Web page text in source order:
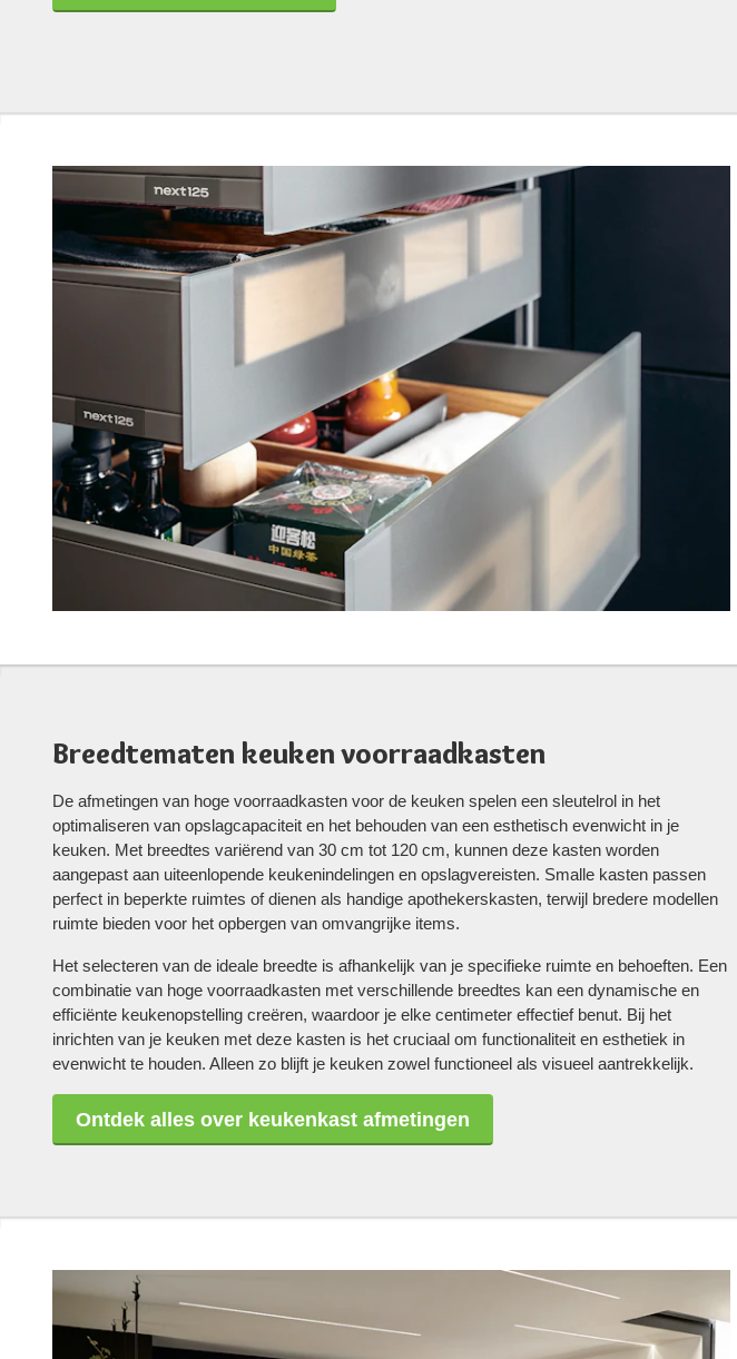
Breedtematen keuken voorraadkasten
De afmetingen van hoge voorraadkasten voor de keuken spelen een sleutelrol in het
optimaliseren van opslagcapaciteit en het behouden van een esthetisch evenwicht in je
keuken. Met breedtes variërend van 30 cm tot 120 cm, kunnen deze kasten worden
aangepast aan uiteenlopende keukenindelingen en opslagvereisten. Smalle kasten passen
perfect in beperkte ruimtes of dienen als handige apothekerskasten, terwijl bredere modellen
ruimte bieden voor het opbergen van omvangrijke items.
Het selecteren van de ideale breedte is afhankelijk van je specifieke ruimte en behoeften. Een
combinatie van hoge voorraadkasten met verschillende breedtes kan een dynamische en
efficiënte keukenopstelling creëren, waardoor je elke centimeter effectief benut. Bij het
inrichten van je keuken met deze kasten is het cruciaal om functionaliteit en esthetiek in
evenwicht te houden. Alleen zo blijft je keuken zowel functioneel als visueel aantrekkelijk.
Ontdek alles over keukenkast afmetingen